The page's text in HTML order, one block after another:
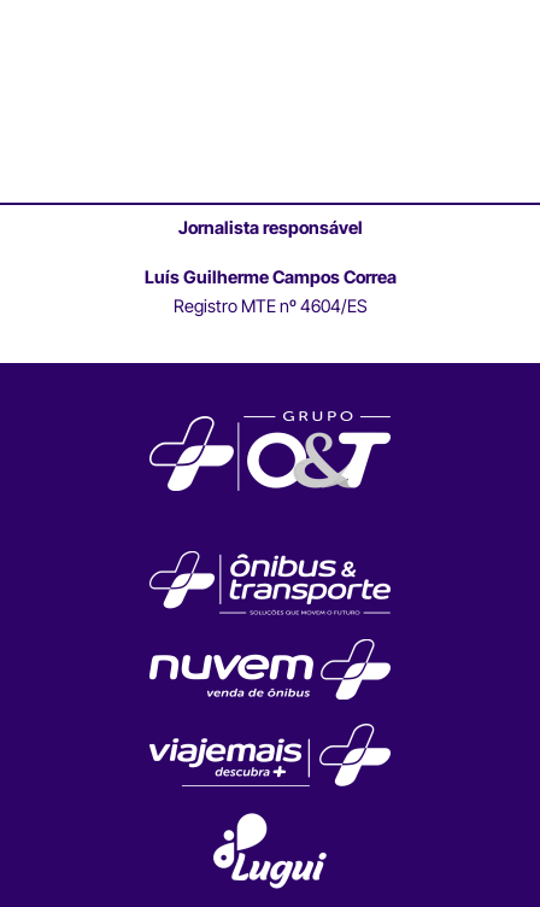
Jornalista responsável
Luís Guilherme Campos Correa
Registro MTE nº 4604/ES